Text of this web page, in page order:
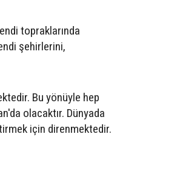
topraklarında
şehirlerini,
Bu yönüyle hep
olacaktır. Dünyada
için direnmektedir.